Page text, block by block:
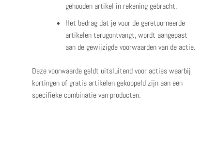
gehouden artikel in rekening gebracht.
Het bedrag dat je voor de geretourneerde
artikelen terugontvangt, wordt aangepast
aan de gewijzigde voorwaarden van de actie.
Deze voorwaarde geldt uitsluitend voor acties waarbij
kortingen of gratis artikelen gekoppeld zijn aan een
specifieke combinatie van producten.